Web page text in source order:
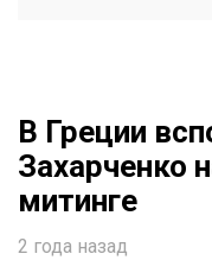
В Греции
Захарченко
митинге
2 года назад